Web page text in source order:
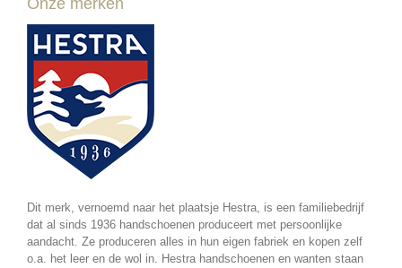
Onze merken
Dit merk, vernoemd naar het plaatsje Hestra, is een familiebedrijf
dat al sinds 1936 handschoenen produceert met persoonlijke
aandacht. Ze produceren alles in hun eigen fabriek en kopen zelf
o.a. het leer en de wol in. Hestra handschoenen en wanten staan